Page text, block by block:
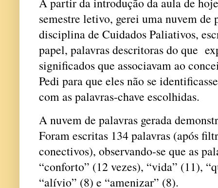
semestre letivo, gerei uma nuvem de
disciplina de Cuidados Paliativos,
papel, palavras descritoras do que
significados que associavam ao
Pedi para que eles não se
com as palavras-chave escolhidas.
A nuvem de palavras gerada
Foram escritas 134 palavras (após
conectivos), observando-se que as
“conforto” (12 vezes), “vida” (11),
“alívio” (8) e “amenizar” (8).